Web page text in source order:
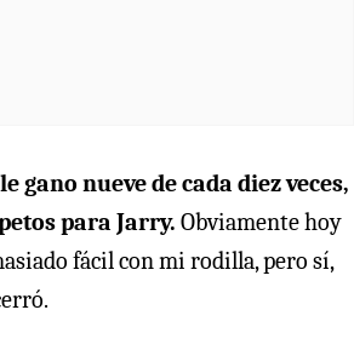
gano nueve de cada diez veces,
para Jarry. Obviamente hoy
fácil con mi rodilla, pero sí,